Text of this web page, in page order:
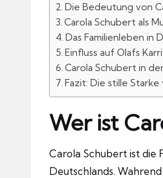
Die Bedeutung von
Carola Schubert als
Das Familienleben in
Einfluss auf Olafs
Carola Schubert in
Fazit: Die stille
Wer ist
Carola Schubert ist die
Deutschlands.